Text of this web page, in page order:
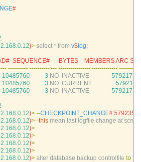
#
)> select * from v$ log;
SEQUENCE#      BYTES    MEMBERS ARC
-- ---------- ---------- --- ---------------- ------------- --------
10485760 3 NO INACTIVE 5792175
10485760 3 NO CURRENT
5792177
10485760 3 NO INACTIVE 5792173
)> --CHECKPOINT_CHANGE#:5792350
)>--this mean last logfile change at scn
)>
)>
)>
)>
)> alter database backup controlfile to